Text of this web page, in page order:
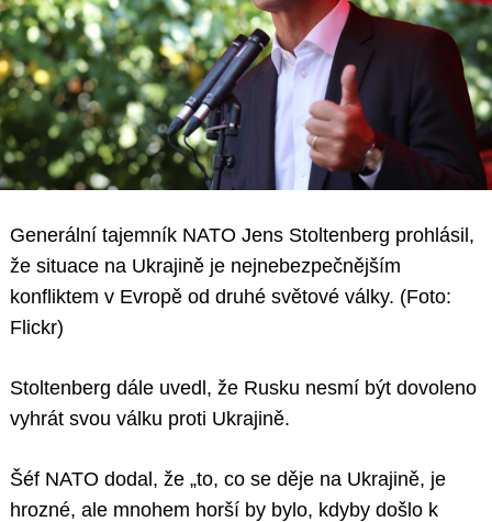
Generální tajemník NATO Jens Stoltenberg prohlásil,
že situace na Ukrajině je nejnebezpečnějším
konfliktem v Evropě od druhé světové války. (Foto:
Flickr)
Stoltenberg dále uvedl, že Rusku nesmí být dovoleno
vyhrát svou válku proti Ukrajině.
Šéf NATO dodal, že „to, co se děje na Ukrajině, je
hrozné, ale mnohem horší by bylo, kdyby došlo k